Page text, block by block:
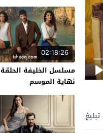
تبليغ
02:18:26
نهاية الموسم